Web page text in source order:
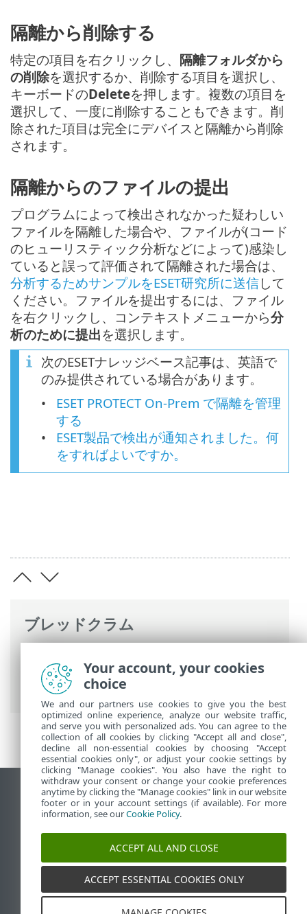
ブレッドクラム
Security >ESET Endpoint Securityを使用
する>ツール> 隔離
隔離から削除する
特定の項目を右クリックし、 隔離フォルダから
の削除を選択するか、削除する項目を選択し、
キーボードのDeleteを押します。複数の項目を
選択して、一度に削除することもできます。削
除された項目は完全にデバイスと隔離から削除
されます。
隔離からのファイルの提出
プログラムによって検出されなかった疑わしい
ファイルを隔離した場合や、ファイルが(コード
のヒューリスティック分析などによって)感染し
ていると誤って評価されて隔離された場合は、
分析するためサンプルをESET研究所に送信して
ください。ファイルを提出するには、ファイル
を右クリックし、コンテキストメニューから分
析のために提出を選択します。
次のESETナレッジベース記事は、英語で
のみ提供されている場合があります。
ESET PROTECT On-Prem で隔離を管理
する
ESET製品で検出が通知されました。何
をすればよいですか。
デスクトップサイトの表示
End of Life
ESETナレッジベース
ESETフォーラム
ESET Status Portal
地域サポート
Your account, your cookies
choice
We and our partners use cookies to give you the best
optimized online experience, analyze our website traffic,
and serve you with personalized ads. You can agree to the
collection of all cookies by clicking "Accept all and close",
decline all non-essential cookies by choosing "Accept
essential cookies only", or adjust your cookie settings by
clicking "Manage cookies". You also have the right to
withdraw your consent or change your cookie preferences
anytime by clicking the "Manage cookies" link in our website
footer or in your account settings (if available). For more
information, see ourCookie Policy.
ACCEPT ALL AND CLOSE
ACCEPT ESSENTIAL COOKIES ONLY